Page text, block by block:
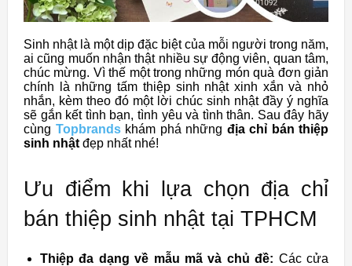
Sinh nhật là một dịp đặc biệt của mỗi người trong năm,
ai cũng muốn nhận thật nhiều sự động viên, quan tâm,
chúc mừng. Vì thế một trong những món quà đơn giản
chính là những tấm thiệp sinh nhật xinh xắn và nhỏ
nhắn, kèm theo đó một lời chúc sinh nhật đầy ý nghĩa
sẽ gắn kết tình bạn, tình yêu và tình thân. Sau đây hãy
cùng Topbrands khám phá những địa chỉ bán thiệp
sinh nhật đẹp nhất nhé!
Ưu điểm khi lựa chọn địa chỉ
bán thiệp sinh nhật tại TPHCM
Thiệp đa dạng về mẫu mã và chủ đề: Các cửa